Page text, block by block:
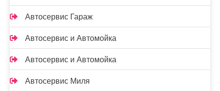
Автосервис Гараж
Автосервис и Автомойка
Автосервис и Автомойка
Автосервис Миля